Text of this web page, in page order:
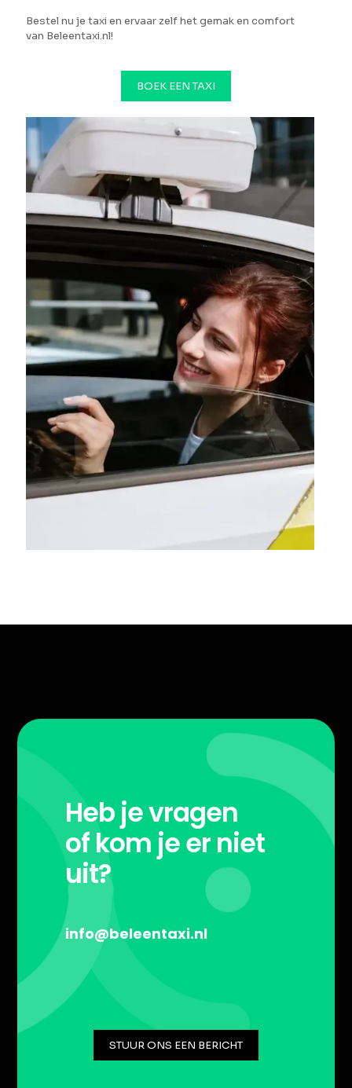
Bestel nu je taxi en ervaar zelf het gemak en comfort
van Beleentaxi.nl!
BOEK EEN TAXI
Heb je vragen
of kom je er niet
uit?
info@beleentaxi.nl
STUUR ONS EEN BERICHT